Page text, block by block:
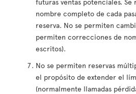
nombre completo de cada
reserva. No se permiten
permiten correcciones de
escritos).
No se permiten reservas
el propósito de extender el
(normalmente llamadas